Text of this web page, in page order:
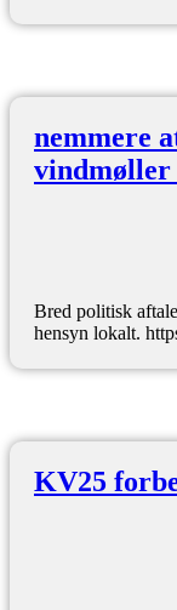
nemmere
Bred politisk
hensyn lokalt.
KV25